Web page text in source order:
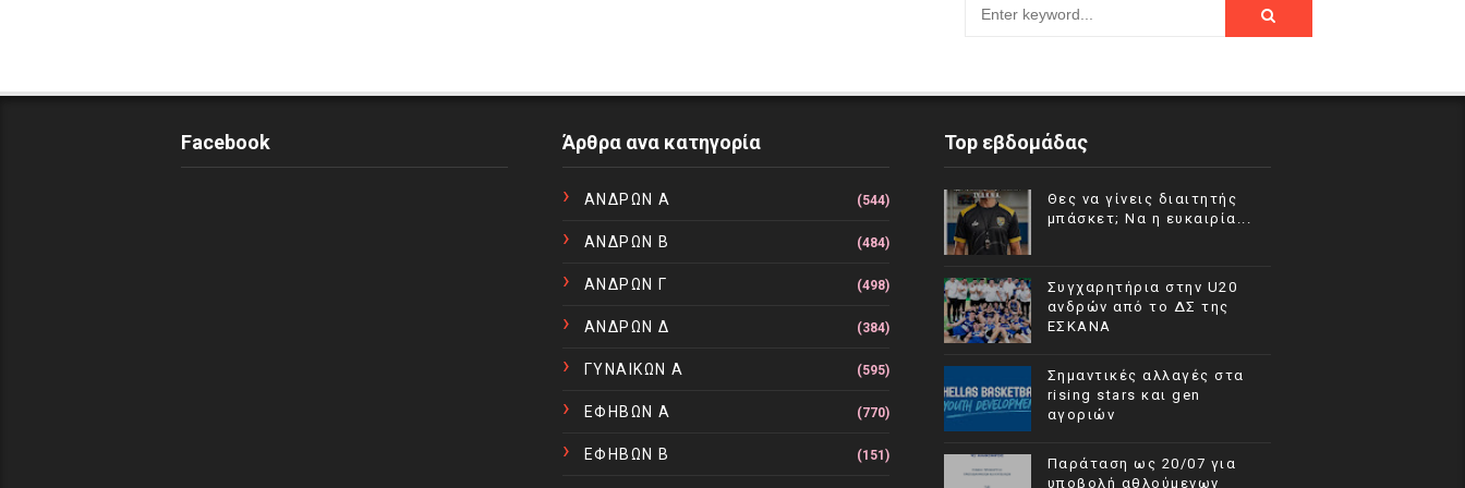
Facebook Άρθρα ανα κατηγορία
ΑΝΔΡΩΝ Α (544)
ΑΝΔΡΩΝ Β (484)
ΑΝΔΡΩΝ Γ (498)
ΑΝΔΡΩΝ Δ (384)
ΓΥΝΑΙΚΩΝ Α (595)
ΕΦΗΒΩΝ Α (770)
ΕΦΗΒΩΝ Β (151)
Top εβδομάδας
Θες να γίνεις διαιτητής
μπάσκετ; Να η ευκαιρία...
Συγχαρητήρια στην U20
ανδρών από το ΔΣ της
ΕΣΚΑΝΑ
Σημαντικές αλλαγές στα
rising stars και gen
αγοριών
Παράταση ως 20/07 για
υποβολή αθλούμενων